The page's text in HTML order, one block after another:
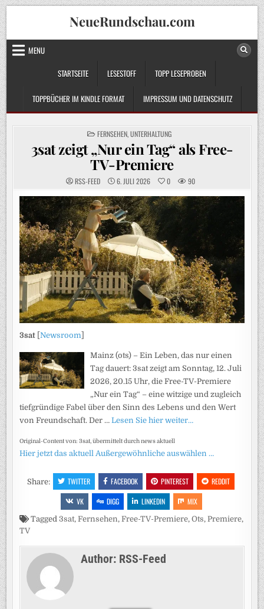
Skip
to
content
NeueRundschau.com
MENU
STARTSEITE
LESESTOFF TOPP LESEPROBEN
TOPPBÜCHER IM KINDLE FORMAT IMPRESSUM UND DATENSCHUTZ
POSTED
IN
FERNSEHEN,UNTERHALTUNG
3sat zeigt „Nur ein Tag“ als Free-
TV-Premiere
RSS-FEED 6. JULI 2026 0 90
3sat [Newsroom]
Mainz (ots) – Ein Leben, das nur einen
Tag dauert: 3sat zeigt am Sonntag, 12. Juli
2026, 20.15 Uhr, die Free-TV-Premiere
„Nur ein Tag“ – eine witzige und zugleich
tiefgründige Fabel über den Sinn des Lebens und den Wert
von Freundschaft. Der …Lesen Sie hier weiter…
Original-Content von: 3sat, übermittelt durch news aktuell
Hier jetzt das aktuell Außergewöhnliche auswählen …
Share: TWITTER FACEBOOK PINTEREST
REDDIT
VK
DIGG LINKEDIN MIX
Tagged3sat,Fernsehen,Free-TV-Premiere,Ots, Premiere,
TV
Author: RSS-Feed